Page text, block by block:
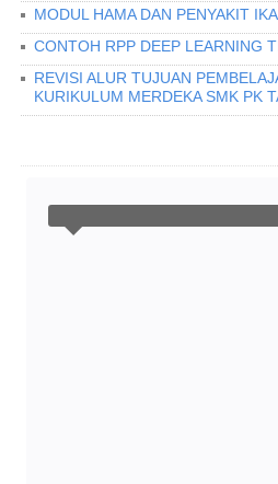
MODUL HAMA DAN PENYAKIT
CONTOH RPP DEEP LEARNING
REVISI ALUR TUJUAN
KURIKULUM MERDEKA SMK PK